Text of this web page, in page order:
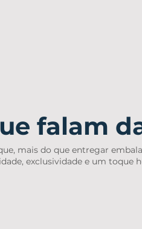
falam
mais do que entregar
exclusividade e um toque